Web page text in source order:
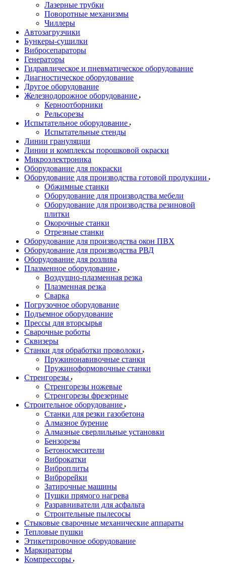
Лазерные трубки
Поворотные механизмы
Чиллеры
Автозагрузчики
Бункеры-сушилки
Вибросепараторы
Генераторы
Гидравлическое и пневматическое оборудование
Диагностическое оборудование
Другое оборудование
Железнодорожное оборудование
Керноотборники
Рельсорезы
Испытательное оборудование
Испытательные стенды
Линии грануляции
Линии и комплексы порошковой окраски
Микроэлектроника
Оборудование для покраски
Оборудование для производства готовой продукции
Обжимные станки
Оборудование для производства мебели
Оборудование для производства резиновой
плитки
Окорочные станки
Отрезные станки
Оборудование для производства окон ПВХ
Оборудование для производства РВД
Оборудование для розлива
Плазменное оборудование
Воздушно-плазменная резка
Плазменная резка
Сварка
Погрузочное оборудование
Подъемное оборудование
Прессы для вторсырья
Сварочные роботы
Сквизеры
Станки для обработки проволоки
Пружинонавивочные станки
Пружиноформовочные станки
Стренгорезы
Стренгорезы ножевые
Стренгорезы фрезерные
Строительное оборудование
Станки для резки газобетона
Алмазное бурение
Алмазные сверлильные установки
Бензорезы
Бетоносмесители
Виброкатки
Виброплиты
Виброрейки
Затирочные машины
Пушки прямого нагрева
Разравниватели для асфальта
Строительные пылесосы
Стыковые сварочные механические аппараты
Тепловые пушки
Этикетировочное оборудование
Маркираторы
Компрессоры